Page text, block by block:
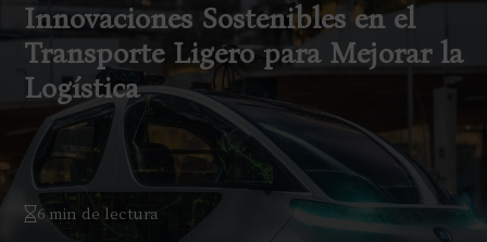
Innovaciones Sostenibles en el
Transporte Ligero para Mejorar la
Logística
6 min de lectura